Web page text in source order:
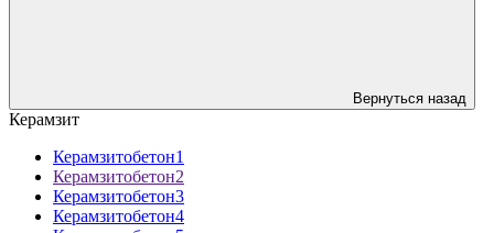
Вернуться назад
Керамзит
Керамзитобетон1
Керамзитобетон2
Керамзитобетон3
Керамзитобетон4